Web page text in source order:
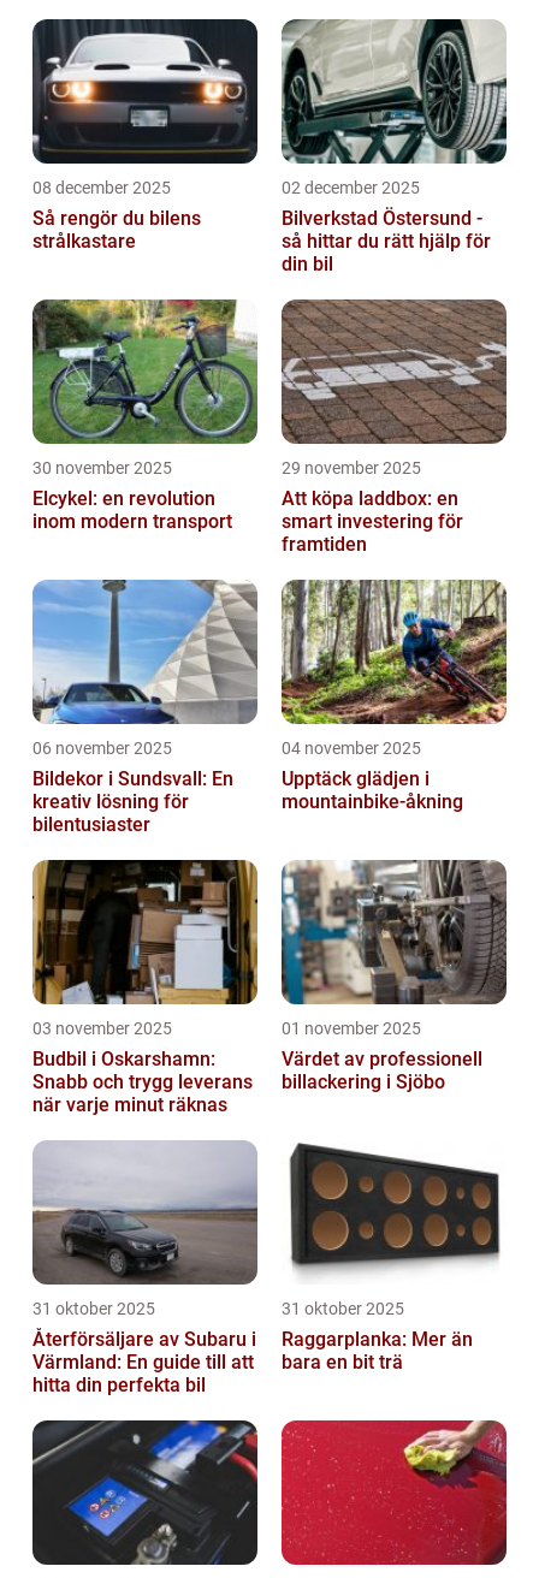
08 december 2025
Så rengör du bilens
strålkastare
02 december 2025
Bilverkstad Östersund -
så hittar du rätt hjälp för
din bil
30 november 2025
Elcykel: en revolution
inom modern transport
29 november 2025
Att köpa laddbox: en
smart investering för
framtiden
06 november 2025
Bildekor i Sundsvall: En
kreativ lösning för
bilentusiaster
04 november 2025
Upptäck glädjen i
mountainbike-åkning
03 november 2025
Budbil i Oskarshamn:
Snabb och trygg leverans
när varje minut räknas
01 november 2025
Värdet av professionell
billackering i Sjöbo
31 oktober 2025
Återförsäljare av Subaru i
Värmland: En guide till att
hitta din perfekta bil
31 oktober 2025
Raggarplanka: Mer än
bara en bit trä